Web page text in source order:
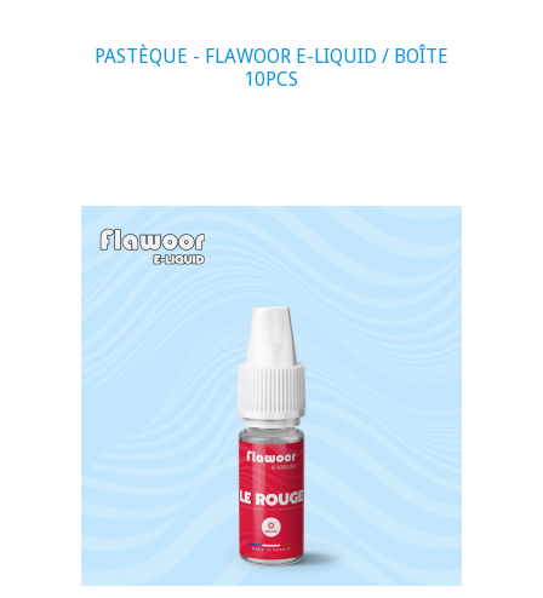
PASTÈQUE - FLAWOOR E-LIQUID / BOÎTE
10PCS